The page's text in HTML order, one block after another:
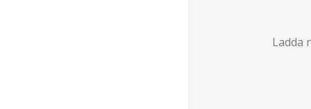
Ladda